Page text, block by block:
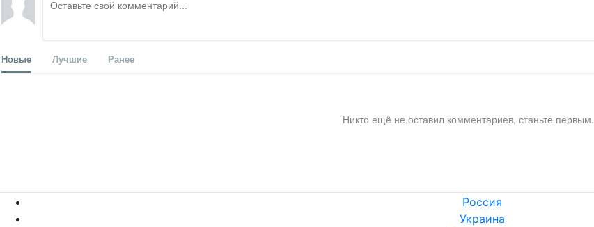
Новые Лучшие Ранее
Никто ещё не оставил комментариев, станьте первым.
Россия
Украина